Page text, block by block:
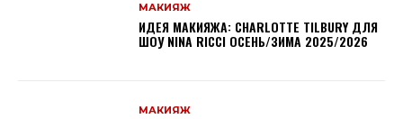
МАКИЯЖ
ИДЕЯ МАКИЯЖА: CHARLOTTE TILBURY ДЛЯ
ШОУ NINA RICCI ОСЕНЬ/ЗИМА 2025/2026
МАКИЯЖ